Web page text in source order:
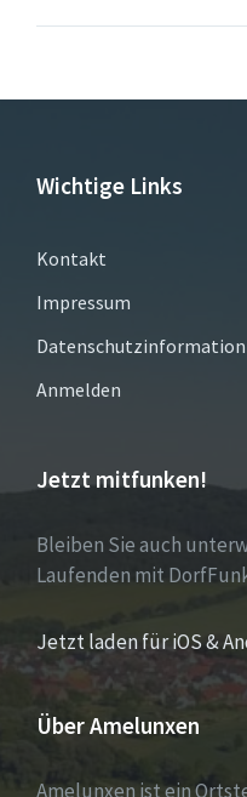
Wichtige Links
Kontakt
Impressum
Datenschutzinformation
Anmelden
Jetzt mitfunken!
Bleiben Sie auch
Laufenden mit
Jetzt laden für iOS &
Über Amelunxen
Amelunxen ist ein